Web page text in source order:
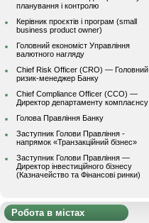
планування і контролю
Керівник проєктів і програм (small
business product owner)
Головний економіст Управління
валютного нагляду
Chief Risk Officer (CRO) — Головний
ризик-менеджер Банку
Chief Compliance Officer (CCO) —
Директор департаменту комплаєнсу
Голова Правління Банку
Заступник Голови Правління -
напрямок «Транзакційний бізнес»
Заступник Голови Правління —
Директор інвестиційного бізнесу
(Казначейство та Фінансові ринки)
Робота в містах